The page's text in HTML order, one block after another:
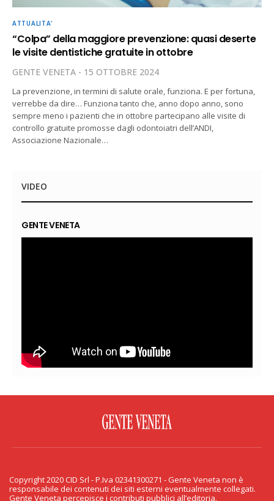
ATTUALITA'
“Colpa” della maggiore prevenzione: quasi deserte
le visite dentistiche gratuite in ottobre
GENTE VENETA 15 OTTOBRE 2024
La prevenzione, in termini di salute orale, funziona. E per fortuna,
verrebbe da dire… Funziona tanto che, anno dopo anno, sono
sempre meno i pazienti che in ottobre partecipano alle visite di
controllo gratuite promosse dagli odontoiatri dell’ANDI,
Associazione Nazionale…
VIDEO
GENTE VENETA
PRIVACY & COOKIE
Copyright 2020 CID Srl - P.Iva 02341300271 - Gente Veneta non è
responsabile dei contenuti dei siti esterni eventualmente collegati.
Gente Veneta percepisce i contributi pubblici all’editoria.